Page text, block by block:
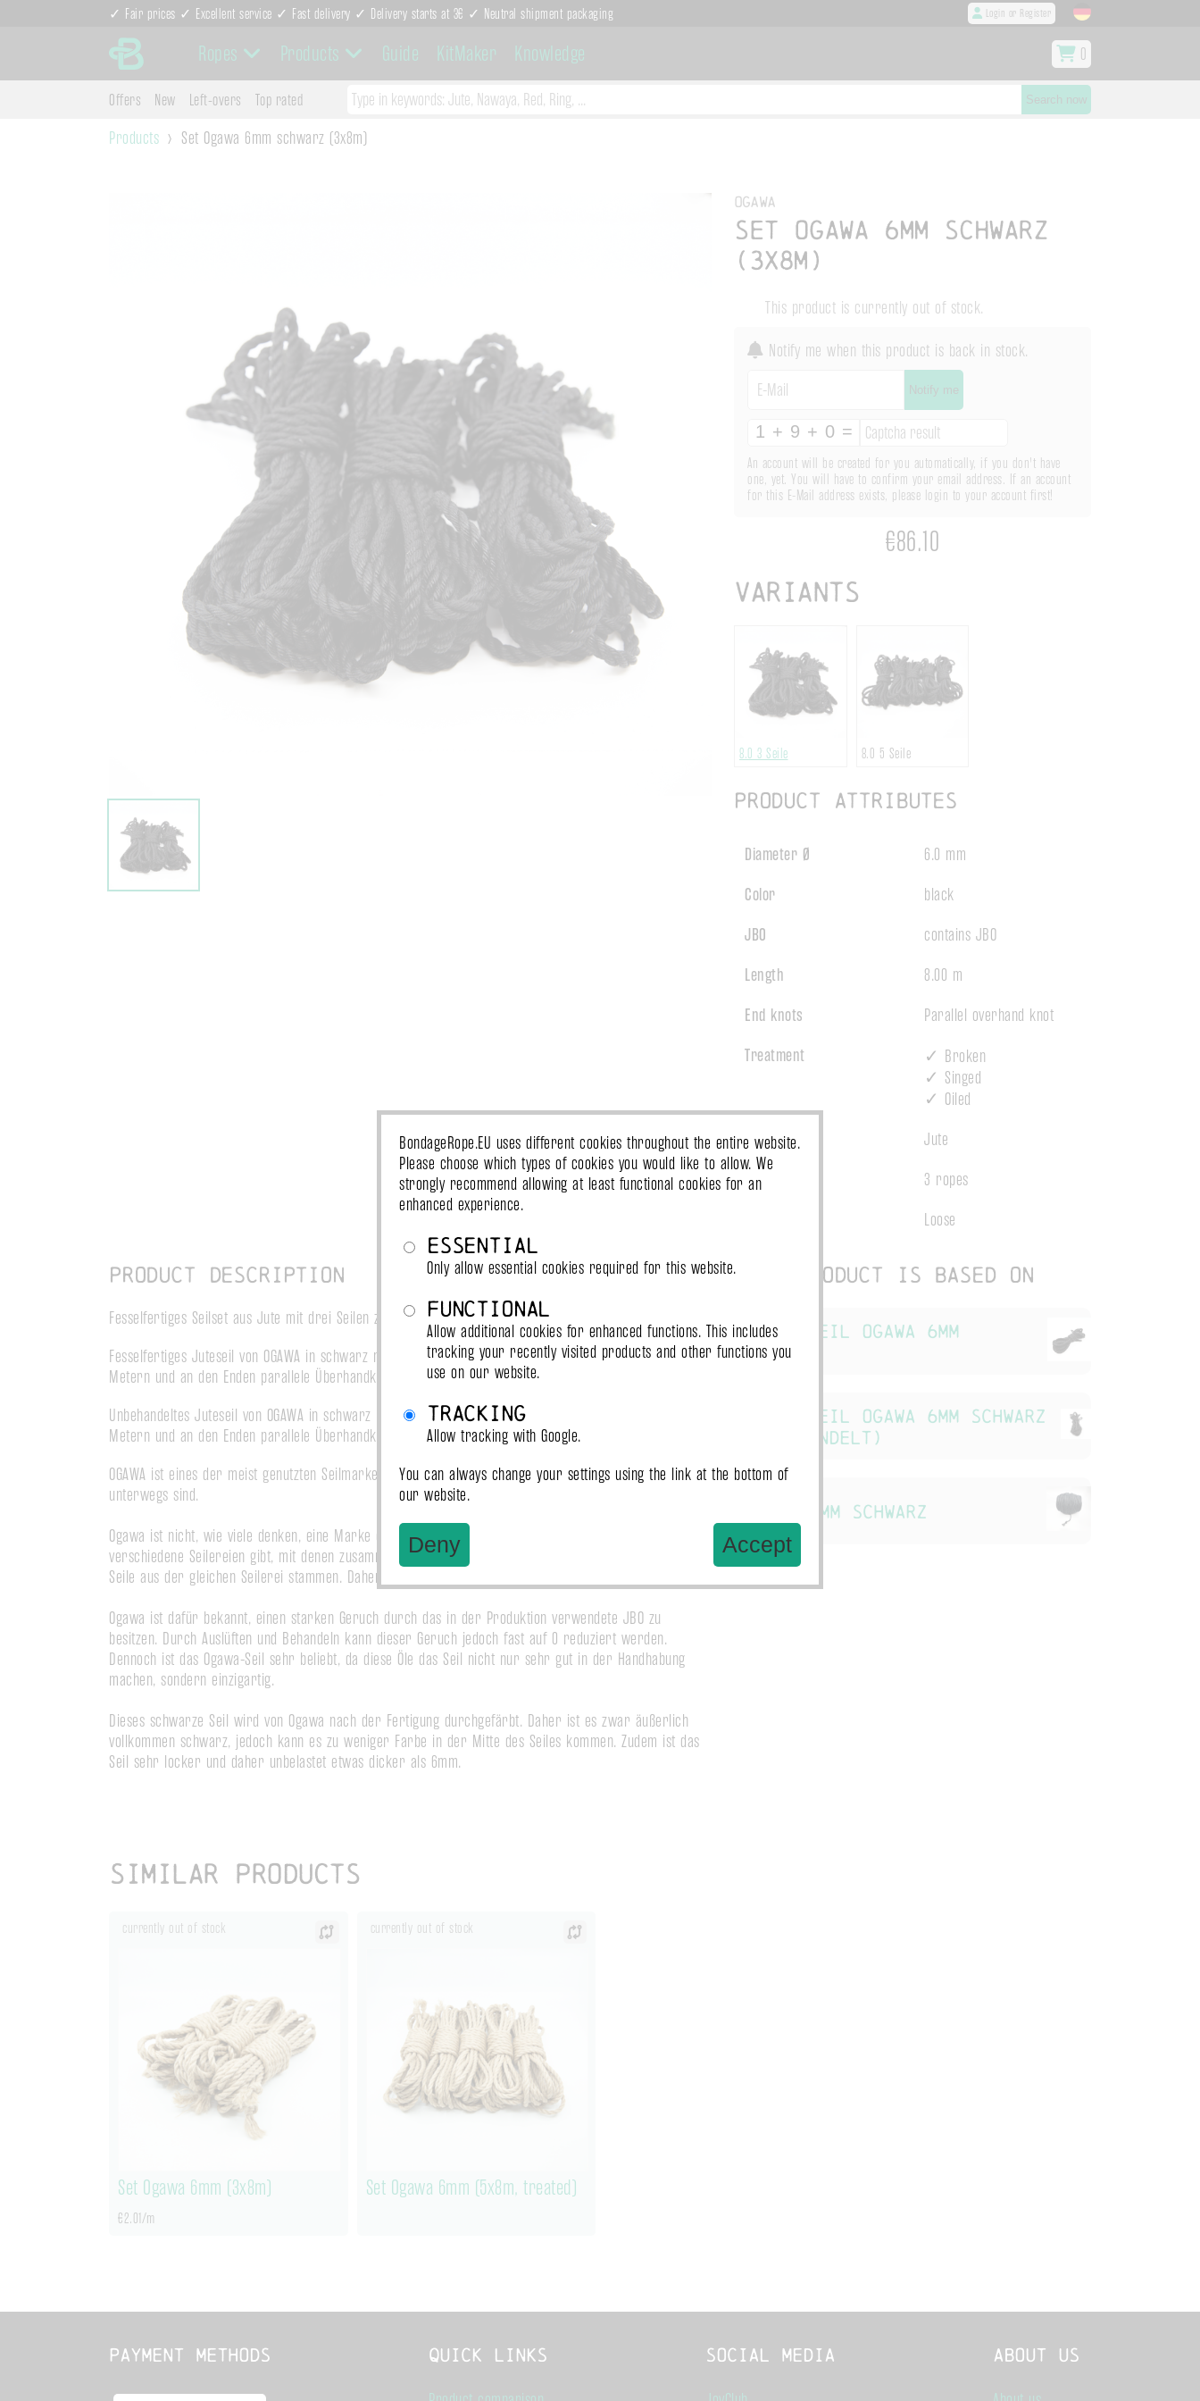
✓ Fair prices ✓ Excellent service ✓ Fast delivery ✓ Delivery starts at 3€ ✓ Neutral shipment packaging Login or Register
Ropes Products Guide KitMaker Knowledge 0
Offers New Left-overs Top rated Search now
Products Set Ogawa 6mm schwarz (3x8m)
Ogawa
Set Ogawa 6mm schwarz
(3x8m)
This product is currently out of stock.
Notify me when this product is back in stock.
Notify me
An account will be created for you automatically, if you don't have
one, yet. You will have to confirm your email address. If an account
for this E-Mail address exists, please login to your account first!
€86.10
Variants
8.0 3 Seile 8.0 5 Seile
Product attributes
Diameter Ø
6.0 mm
Color
black
JBO
contains JBO
Length
8.00 m
End knots
Parallel overhand knot
Treatment
✓ Broken
✓ Singed
✓ Oiled
Material
Jute
Set size
3 ropes
Loose
Product description
Fesselfertiges Seilset aus Jute mit drei Seilen zu je acht Metern Länge.
Fesselfertiges Juteseil von OGAWA in schwarz mit 6mm Durchmessern. Das Seil hat eine Länge von 8
Metern und an den Enden parallele Überhandknoten.
Unbehandeltes Juteseil von OGAWA in schwarz mit 6mm Durchmessern. Das Seil hat eine Länge von 8
Metern und an den Enden parallele Überhandknoten.
OGAWA ist eines der meist genutzten Seilmarken im Shibari. Insbesondere bei solchen, die eher klassisch
unterwegs sind.
Ogawa ist nicht, wie viele denken, eine Marke eines Herstellers, sondern ein Seilshop. Obwohl es
verschiedene Seilereien gibt, mit denen zusammengearbeitet wird, so ist nicht sichergestellt, dass die
Seile aus der gleichen Seilerei stammen. Daher kann die Qualität variieren.
Ogawa ist dafür bekannt, einen starken Geruch durch das in der Produktion verwendete JBO zu
besitzen. Durch Auslüften und Behandeln kann dieser Geruch jedoch fast auf 0 reduziert werden.
Dennoch ist das Ogawa-Seil sehr beliebt, da diese Öle das Seil nicht nur sehr gut in der Handhabung
machen, sondern einzigartig.
Dieses schwarze Seil wird von Ogawa nach der Fertigung durchgefärbt. Daher ist es zwar äußerlich
vollkommen schwarz, jedoch kann es zu weniger Farbe in der Mitte des Seiles kommen. Zudem ist das
Seil sehr locker und daher unbelastet etwas dicker als 6mm.
This product is based on
Einzelseil Ogawa 6mm
schwarz
Einzelseil Ogawa 6mm schwarz
(unbehandelt)
Ogawa 6mm schwarz
Similar products
currently out of stock
Set Ogawa 6mm (3x8m)
€2.01/m
currently out of stock
Set Ogawa 6mm (5x8m, treated)
BondageRope.EU uses different cookies throughout the entire website.
Please choose which types of cookies you would like to allow. We
strongly recommend allowing at least functional cookies for an
enhanced experience.
Essential
Only allow essential cookies required for this website.
Functional
Allow additional cookies for enhanced functions. This includes
tracking your recently visited products and other functions you
use on our website.
Tracking
Allow tracking with Google.
You can always change your settings using the link at the bottom of
our website.
Deny Accept
Payment methods Quick links Social Media About us